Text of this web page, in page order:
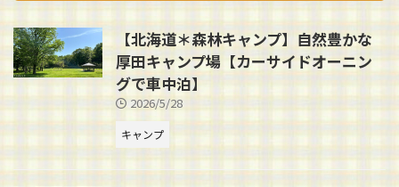
【北海道＊森林キャンプ】自然豊かな
厚田キャンプ場【カーサイドオーニン
グで車中泊】
2026/5/28
キャンプ